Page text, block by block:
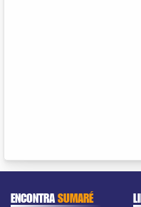
ENCONTRASUMARÉ